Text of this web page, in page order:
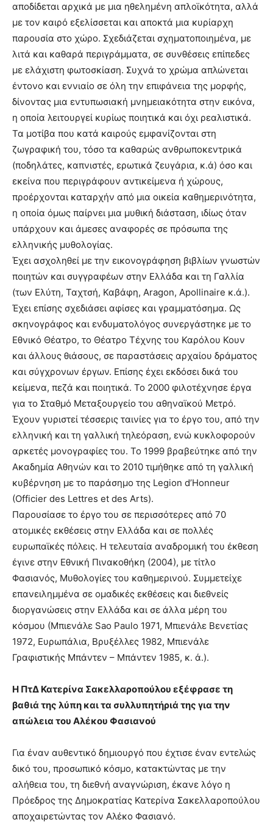
αποδίδεται αρχικά με μια ηθελημένη απλοϊκότητα, αλλά
με τον καιρό εξελίσσεται και αποκτά μια κυρίαρχη
παρουσία στο χώρο. Σχεδιάζεται σχηματοποιημένα, με
λιτά και καθαρά περιγράμματα, σε συνθέσεις επίπεδες
με ελάχιστη φωτοσκίαση. Συχνά το χρώμα απλώνεται
έντονο και εννιαίο σε όλη την επιφάνεια της μορφής,
δίνοντας μια εντυπωσιακή μνημειακότητα στην εικόνα,
η οποία λειτουργεί κυρίως ποιητικά και όχι ρεαλιστικά.
Τα μοτίβα που κατά καιρούς εμφανίζονται στη
ζωγραφική του, τόσο τα καθαρώς ανθρωποκεντρικά
(ποδηλάτες, καπνιστές, ερωτικά ζευγάρια, κ.ά) όσο και
εκείνα που περιγράφουν αντικείμενα ή χώρους,
προέρχονται καταρχήν από μια οικεία καθημερινότητα,
η οποία όμως παίρνει μια μυθική διάσταση, ιδίως όταν
υπάρχουν και άμεσες αναφορές σε πρόσωπα της
ελληνικής μυθολογίας.
Έχει ασχοληθεί με την εικονογράφηση βιβλίων γνωστών
ποιητών και συγγραφέων στην Ελλάδα και τη Γαλλία
(των Ελύτη, Ταχτσή, Καβάφη, Aragon, Apollinaire κ.ά.).
Έχει επίσης σχεδιάσει αφίσες και γραμματόσημα. Ως
σκηνογράφος και ενδυματολόγος συνεργάστηκε με το
Εθνικό Θέατρο, το Θέατρο Τέχνης του Καρόλου Κουν
και άλλους θιάσους, σε παραστάσεις αρχαίου δράματος
και σύγχρονων έργων. Επίσης έχει εκδόσει δικά του
κείμενα, πεζά και ποιητικά. Το 2000 φιλοτέχνησε έργα
για το Σταθμό Μεταξουργείο του αθηναϊκού Μετρό.
Έχουν γυριστεί τέσσερις ταινίες για το έργο του, από την
ελληνική και τη γαλλική τηλεόραση, ενώ κυκλοφορούν
αρκετές μονογραφίες του. Το 1999 βραβεύτηκε από την
Ακαδημία Αθηνών και το 2010 τιμήθηκε από τη γαλλική
κυβέρνηση με το παράσημο της Legion d’Honneur
(Officier des Lettres et des Arts).
Παρουσίασε το έργο του σε περισσότερες από 70
ατομικές εκθέσεις στην Ελλάδα και σε πολλές
ευρωπαϊκές πόλεις. Η τελευταία αναδρομική του έκθεση
έγινε στην Εθνική Πινακοθήκη (2004), με τίτλο
Φασιανός, Μυθολογίες του καθημερινού. Συμμετείχε
επανειλημμένα σε ομαδικές εκθέσεις και διεθνείς
διοργανώσεις στην Ελλάδα και σε άλλα μέρη του
κόσμου (Μπιενάλε Sao Paulo 1971, Μπιενάλε Βενετίας
1972, Ευρωπάλια, Βρυξέλλες 1982, Μπιενάλε
Γραφιστικής Μπάντεν – Μπάντεν 1985, κ. ά.).
Η ΠτΔ Κατερίνα Σακελλαροπούλου εξέφρασε τη
βαθιά της λύπη και τα συλλυπητήριά της για την
απώλεια του Αλέκου Φασιανού
Για έναν αυθεντικό δημιουργό που έχτισε έναν εντελώς
δικό του, προσωπικό κόσμο, κατακτώντας με την
αλήθεια του, τη διεθνή αναγνώριση, έκανε λόγο η
Πρόεδρος της Δημοκρατίας Κατερίνα Σακελλαροπούλου
αποχαιρετώντας τον Αλέκο Φασιανό.